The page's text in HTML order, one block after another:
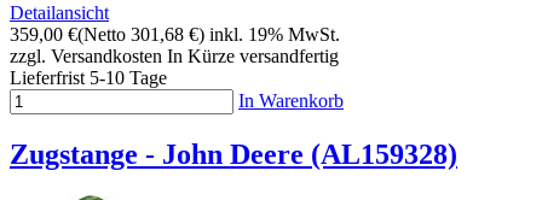
Detailansicht
359,00 €(Netto 301,68 €) inkl. 19% MwSt.
zzgl. Versandkosten In Kürze versandfertig
Lieferfrist 5-10 Tage
In Warenkorb
Zugstange - John Deere (AL159328)